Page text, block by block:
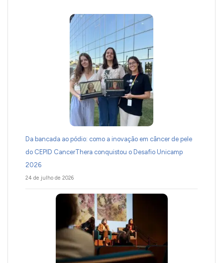
Da bancada ao pódio: como a inovação em câncer de pele
do CEPID CancerThera conquistou o Desafio Unicamp
2026
24 de julho de 2026